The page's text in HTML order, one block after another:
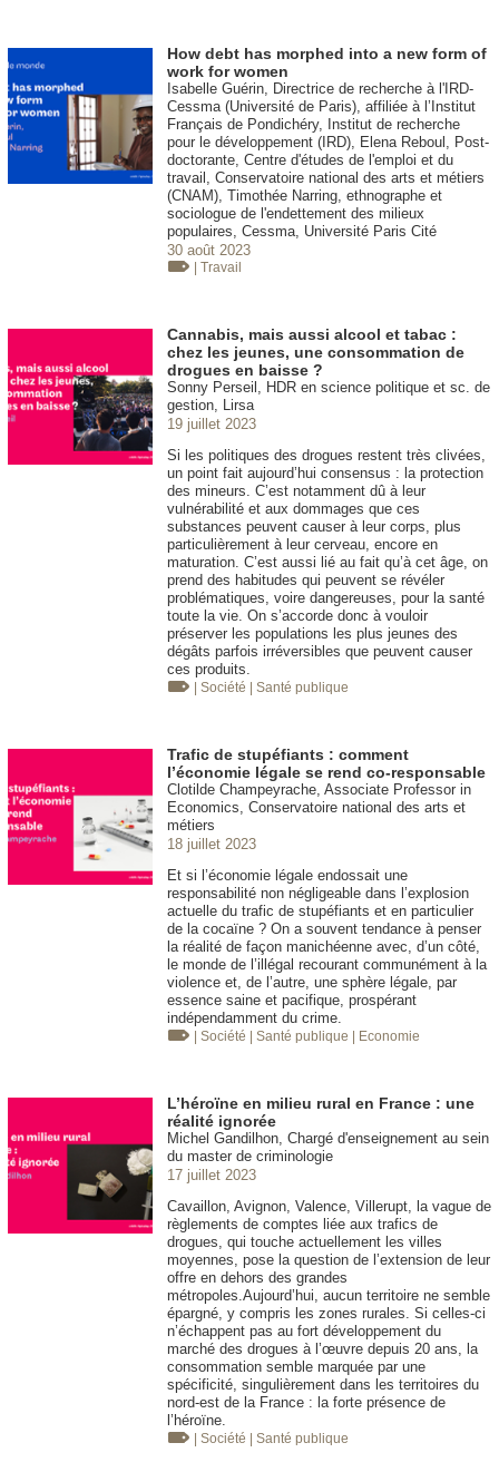
How debt has morphed into a new form of
work for women
Isabelle Guérin, Directrice de recherche à l'IRD-
Cessma (Université de Paris), affiliée à l’Institut
Français de Pondichéry, Institut de recherche
pour le développement (IRD), Elena Reboul, Post-
doctorante, Centre d'études de l'emploi et du
travail, Conservatoire national des arts et métiers
(CNAM), Timothée Narring, ethnographe et
sociologue de l'endettement des milieux
populaires, Cessma, Université Paris Cité
30 août 2023
| Travail
Cannabis, mais aussi alcool et tabac :
chez les jeunes, une consommation de
drogues en baisse ?
Sonny Perseil, HDR en science politique et sc. de
gestion, Lirsa
19 juillet 2023
Si les politiques des drogues restent très clivées,
un point fait aujourd’hui consensus : la protection
des mineurs. C’est notamment dû à leur
vulnérabilité et aux dommages que ces
substances peuvent causer à leur corps, plus
particulièrement à leur cerveau, encore en
maturation. C’est aussi lié au fait qu’à cet âge, on
prend des habitudes qui peuvent se révéler
problématiques, voire dangereuses, pour la santé
toute la vie. On s’accorde donc à vouloir
préserver les populations les plus jeunes des
dégâts parfois irréversibles que peuvent causer
ces produits.
| Société | Santé publique
Trafic de stupéfiants : comment
l’économie légale se rend co-responsable
Clotilde Champeyrache, Associate Professor in
Economics, Conservatoire national des arts et
métiers
18 juillet 2023
Et si l’économie légale endossait une
responsabilité non négligeable dans l’explosion
actuelle du trafic de stupéfiants et en particulier
de la cocaïne ? On a souvent tendance à penser
la réalité de façon manichéenne avec, d’un côté,
le monde de l’illégal recourant communément à la
violence et, de l’autre, une sphère légale, par
essence saine et pacifique, prospérant
indépendamment du crime.
| Société | Santé publique | Economie
L’héroïne en milieu rural en France : une
réalité ignorée
Michel Gandilhon, Chargé d'enseignement au sein
du master de criminologie
17 juillet 2023
Cavaillon, Avignon, Valence, Villerupt, la vague de
règlements de comptes liée aux trafics de
drogues, qui touche actuellement les villes
moyennes, pose la question de l’extension de leur
offre en dehors des grandes
métropoles.Aujourd’hui, aucun territoire ne semble
épargné, y compris les zones rurales. Si celles-ci
n’échappent pas au fort développement du
marché des drogues à l’œuvre depuis 20 ans, la
consommation semble marquée par une
spécificité, singulièrement dans les territoires du
nord-est de la France : la forte présence de
l’héroïne.
| Société | Santé publique